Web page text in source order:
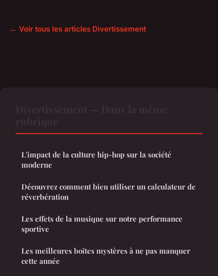
← Voir tous les articles Divertissement
L'impact de la culture hip-hop sur la société
moderne
Découvrez comment bien utiliser un calculateur de
réverbération
Les effets de la musique sur notre performance
sportive
Les meilleures boîtes mystères à ne pas manquer
cette année